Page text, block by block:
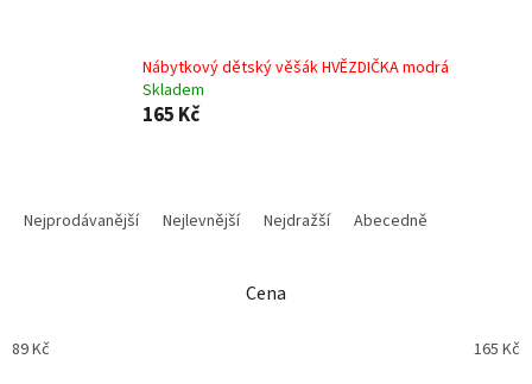
Nábytkový dětský věšák HVĚZDIČKA modrá
Skladem
165 Kč
p
Nejprodávanější Nejlevnější Nejdražší Abecedně
Cena
89Kč 165 Kč